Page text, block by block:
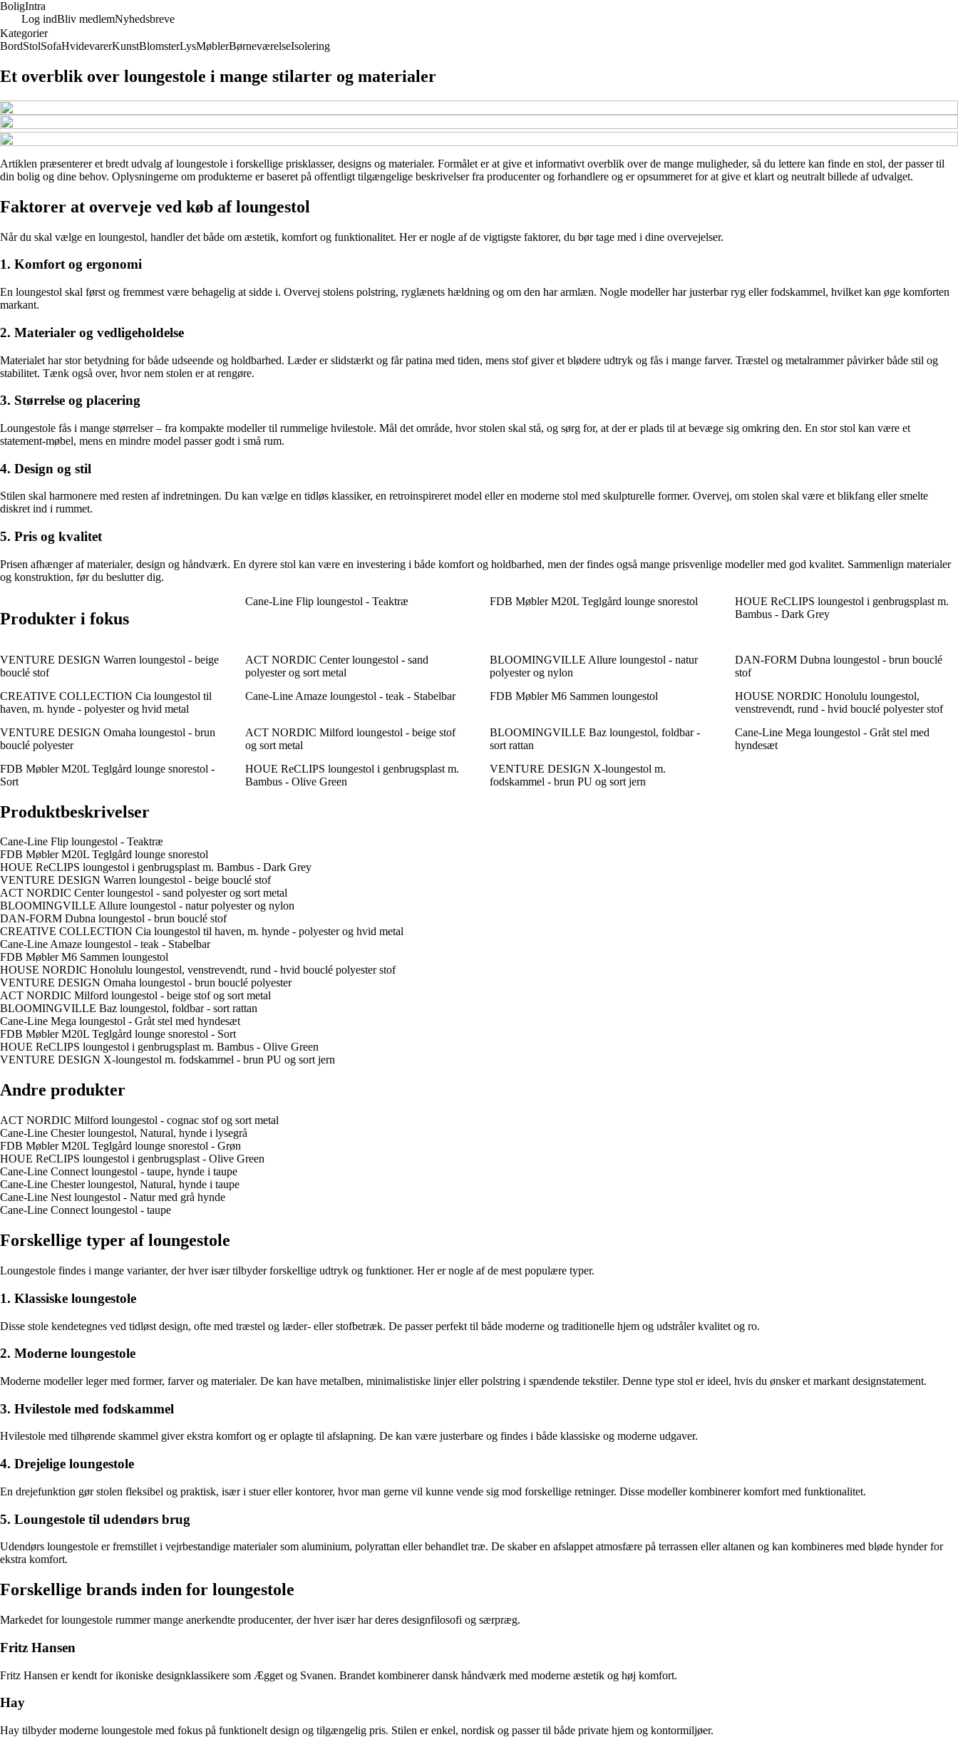
BoligIntra
Log indBliv medlemNyhedsbreve
Kategorier
BordStolSofaHvidevarerKunstBlomsterLysMøblerBørneværelseIsolering
Et overblik over loungestole i mange stilarter og materialer
Artiklen præsenterer et bredt udvalg af loungestole i forskellige prisklasser, designs og materialer. Formålet er at give et informativt overblik over de mange muligheder, så du lettere kan finde en stol, der passer til
din bolig og dine behov. Oplysningerne om produkterne er baseret på offentligt tilgængelige beskrivelser fra producenter og forhandlere og er opsummeret for at give et klart og neutralt billede af udvalget.
Faktorer at overveje ved køb af loungestol
Når du skal vælge en loungestol, handler det både om æstetik, komfort og funktionalitet. Her er nogle af de vigtigste faktorer, du bør tage med i dine overvejelser.
1. Komfort og ergonomi
En loungestol skal først og fremmest være behagelig at sidde i. Overvej stolens polstring, ryglænets hældning og om den har armlæn. Nogle modeller har justerbar ryg eller fodskammel, hvilket kan øge komforten
markant.
2. Materialer og vedligeholdelse
Materialet har stor betydning for både udseende og holdbarhed. Læder er slidstærkt og får patina med tiden, mens stof giver et blødere udtryk og fås i mange farver. Træstel og metalrammer påvirker både stil og
stabilitet. Tænk også over, hvor nem stolen er at rengøre.
3. Størrelse og placering
Loungestole fås i mange størrelser – fra kompakte modeller til rummelige hvilestole. Mål det område, hvor stolen skal stå, og sørg for, at der er plads til at bevæge sig omkring den. En stor stol kan være et
statement-møbel, mens en mindre model passer godt i små rum.
4. Design og stil
Stilen skal harmonere med resten af indretningen. Du kan vælge en tidløs klassiker, en retroinspireret model eller en moderne stol med skulpturelle former. Overvej, om stolen skal være et blikfang eller smelte
diskret ind i rummet.
5. Pris og kvalitet
Prisen afhænger af materialer, design og håndværk. En dyrere stol kan være en investering i både komfort og holdbarhed, men der findes også mange prisvenlige modeller med god kvalitet. Sammenlign materialer
og konstruktion, før du beslutter dig.
Produkter i fokus
Cane-Line Flip loungestol - Teaktræ FDB Møbler M20L Teglgård lounge snorestol
HOUE ReCLIPS loungestol i genbrugsplast m.
Bambus - Dark Grey
VENTURE DESIGN Warren loungestol - beige
bouclé stof
ACT NORDIC Center loungestol - sand
polyester og sort metal
BLOOMINGVILLE Allure loungestol - natur
polyester og nylon
DAN-FORM Dubna loungestol - brun bouclé
stof
CREATIVE COLLECTION Cia loungestol til
haven, m. hynde - polyester og hvid metal
Cane-Line Amaze loungestol - teak - Stabelbar FDB Møbler M6 Sammen loungestol
HOUSE NORDIC Honolulu loungestol,
venstrevendt, rund - hvid bouclé polyester stof
VENTURE DESIGN Omaha loungestol - brun
bouclé polyester
ACT NORDIC Milford loungestol - beige stof
og sort metal
BLOOMINGVILLE Baz loungestol, foldbar -
sort rattan
Cane-Line Mega loungestol - Gråt stel med
hyndesæt
FDB Møbler M20L Teglgård lounge snorestol -
Sort
HOUE ReCLIPS loungestol i genbrugsplast m.
Bambus - Olive Green
VENTURE DESIGN X-loungestol m.
fodskammel - brun PU og sort jern
Produktbeskrivelser
Cane-Line Flip loungestol - Teaktræ
FDB Møbler M20L Teglgård lounge snorestol
HOUE ReCLIPS loungestol i genbrugsplast m. Bambus - Dark Grey
VENTURE DESIGN Warren loungestol - beige bouclé stof
ACT NORDIC Center loungestol - sand polyester og sort metal
BLOOMINGVILLE Allure loungestol - natur polyester og nylon
DAN-FORM Dubna loungestol - brun bouclé stof
CREATIVE COLLECTION Cia loungestol til haven, m. hynde - polyester og hvid metal
Cane-Line Amaze loungestol - teak - Stabelbar
FDB Møbler M6 Sammen loungestol
HOUSE NORDIC Honolulu loungestol, venstrevendt, rund - hvid bouclé polyester stof
VENTURE DESIGN Omaha loungestol - brun bouclé polyester
ACT NORDIC Milford loungestol - beige stof og sort metal
BLOOMINGVILLE Baz loungestol, foldbar - sort rattan
Cane-Line Mega loungestol - Gråt stel med hyndesæt
FDB Møbler M20L Teglgård lounge snorestol - Sort
HOUE ReCLIPS loungestol i genbrugsplast m. Bambus - Olive Green
VENTURE DESIGN X-loungestol m. fodskammel - brun PU og sort jern
Andre produkter
ACT NORDIC Milford loungestol - cognac stof og sort metal
Cane-Line Chester loungestol, Natural, hynde i lysegrå
FDB Møbler M20L Teglgård lounge snorestol - Grøn
HOUE ReCLIPS loungestol i genbrugsplast - Olive Green
Cane-Line Connect loungestol - taupe, hynde i taupe
Cane-Line Chester loungestol, Natural, hynde i taupe
Cane-Line Nest loungestol - Natur med grå hynde
Cane-Line Connect loungestol - taupe
Forskellige typer af loungestole
Loungestole findes i mange varianter, der hver især tilbyder forskellige udtryk og funktioner. Her er nogle af de mest populære typer.
1. Klassiske loungestole
Disse stole kendetegnes ved tidløst design, ofte med træstel og læder- eller stofbetræk. De passer perfekt til både moderne og traditionelle hjem og udstråler kvalitet og ro.
2. Moderne loungestole
Moderne modeller leger med former, farver og materialer. De kan have metalben, minimalistiske linjer eller polstring i spændende tekstiler. Denne type stol er ideel, hvis du ønsker et markant designstatement.
3. Hvilestole med fodskammel
Hvilestole med tilhørende skammel giver ekstra komfort og er oplagte til afslapning. De kan være justerbare og findes i både klassiske og moderne udgaver.
4. Drejelige loungestole
En drejefunktion gør stolen fleksibel og praktisk, især i stuer eller kontorer, hvor man gerne vil kunne vende sig mod forskellige retninger. Disse modeller kombinerer komfort med funktionalitet.
5. Loungestole til udendørs brug
Udendørs loungestole er fremstillet i vejrbestandige materialer som aluminium, polyrattan eller behandlet træ. De skaber en afslappet atmosfære på terrassen eller altanen og kan kombineres med bløde hynder for
ekstra komfort.
Forskellige brands inden for loungestole
Markedet for loungestole rummer mange anerkendte producenter, der hver især har deres designfilosofi og særpræg.
Fritz Hansen
Fritz Hansen er kendt for ikoniske designklassikere som Ægget og Svanen. Brandet kombinerer dansk håndværk med moderne æstetik og høj komfort.
Hay
Hay tilbyder moderne loungestole med fokus på funktionelt design og tilgængelig pris. Stilen er enkel, nordisk og passer til både private hjem og kontormiljøer.